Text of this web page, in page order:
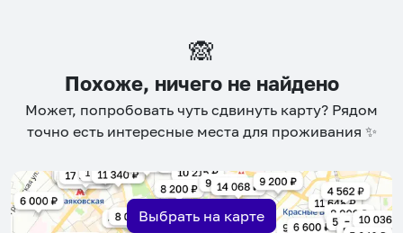
question
mark
key
get
the
keyboard
Press
question
mark
key
get
the
keyboard
🙈
Похоже, ничего не найдено
Может, попробовать чуть сдвинуть карту? Рядом
точно есть интересные места для проживания ✨
Выбрать на карте